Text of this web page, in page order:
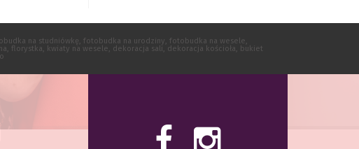
na studniówkę, fotobudka na urodziny, fotobudka na wesele,
florystka, kwiaty na wesele, dekoracja sali, dekoracja kościoła, bukiet